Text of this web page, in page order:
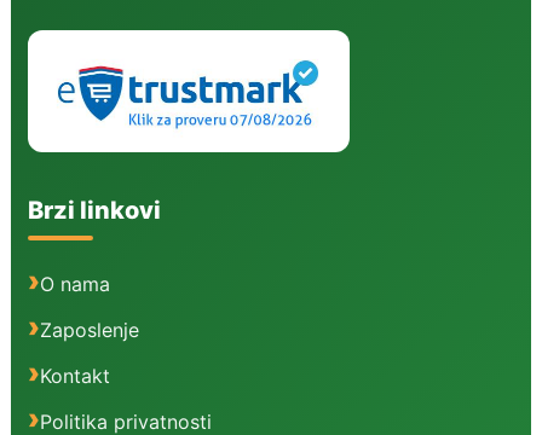
Brzi linkovi
O nama
Zaposlenje
Kontakt
Politika privatnosti